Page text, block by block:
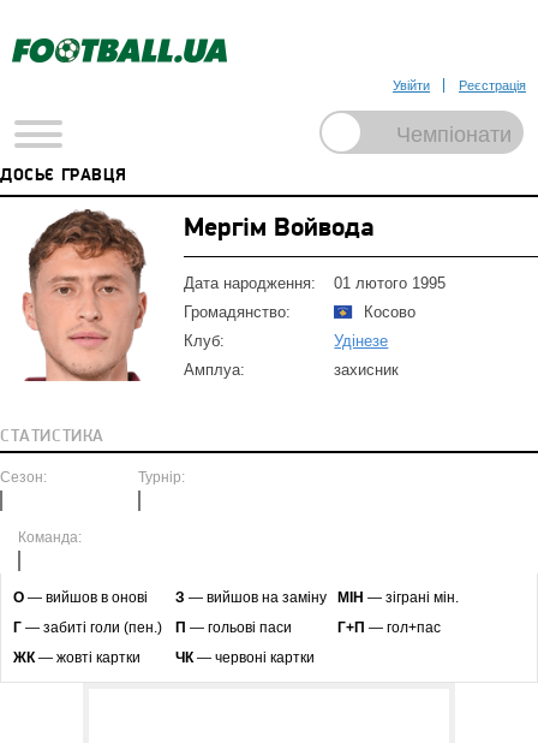
Увійти Реєстрація
ДОСЬЄ ГРАВЦЯ
Мергім Войвода
Дата народження:
01 лютого 1995
Громадянство:
Косово
Клуб:
Удінезе
Амплуа:
захисник
СТАТИСТИКА
Сезон: Турнір:
Команда:
O — вийшов в онові З — вийшов на заміну МІН — зіграні мін.
Г — забиті голи (пен.) П — гольові паси Г+П — гол+пас
ЖК— жовті картки ЧК— червоні картки